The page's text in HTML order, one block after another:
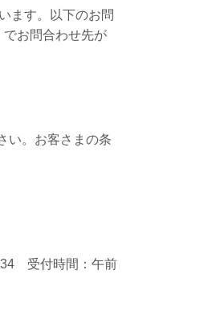
ます。以下のお問
お問合わせ先が
い。お客さまの条
受付時間：午前